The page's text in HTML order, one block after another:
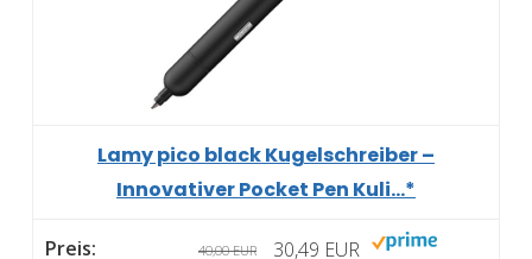
Lamy pico black Kugelschreiber –
Innovativer Pocket Pen Kuli...*
40,00 EUR 30,49 EUR